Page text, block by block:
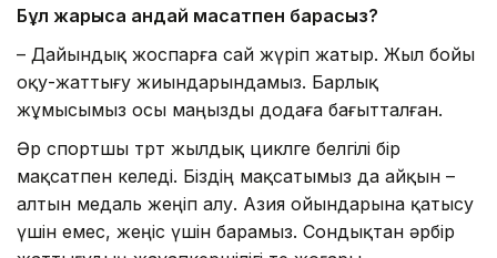
Бұл жарысқа қандай мақсатпен барасыз?
– Дайындық жоспарға сай жүріп жатыр. Жыл бойы
оқу-жаттығу жиындарындамыз. Барлық
жұмысымыз осы маңызды додаға бағытталған.
Әр спортшы төрт жылдық циклге белгілі бір
мақсатпен келеді. Біздің мақсатымыз да айқын –
алтын медаль жеңіп алу. Азия ойындарына қатысу
үшін емес, жеңіс үшін барамыз. Сондықтан әрбір